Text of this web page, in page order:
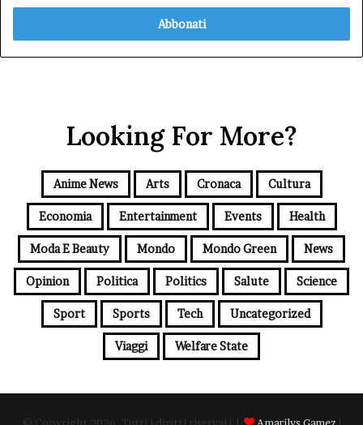
tuo
mail
Looking For More?
Anime News Arts Cronaca Cultura
Economia Entertainment Events Health
Moda E Beauty Mondo Mondo Green News
Opinion Politica Politics Salute Science
Sport Sports Tech Uncategorized
Viaggi Welfare State